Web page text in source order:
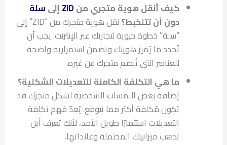
كيف أنقل هوية متجري من ZID إلى سلة
دون أن تتلخبط؟
نقل هوية متجرك من “ZID” إلى
“سلة” خطوة حيوية لتجارتك عبر الإنترنت. يجب أن
تُحدد ما يُميز هويتك وتضمن استمرارية واضحة
للعناصر التي تُبصم متجرك عن غيره.
ما هي التكلفة الكامنة للتعديلات الشكلية؟
إضافة بعض اللمسات الشخصية لشكل متجرك قد
تكون مُكلفة أكثر مما تتوقع. يُعدّ فهم تكلفة
التعديلات استثمارًا طويل الأمد، لأنك تعرف أين
تذهب ميزانيتك المحتملة وعائداتها.